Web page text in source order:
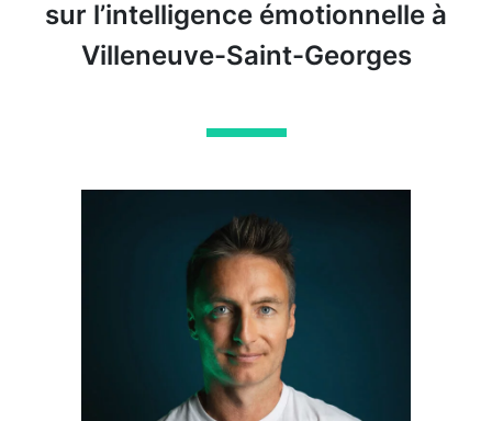
sur l’intelligence émotionnelle à
Villeneuve-Saint-Georges